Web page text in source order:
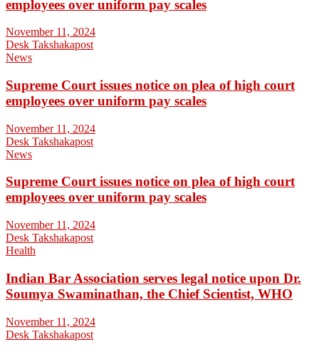
employees over uniform pay scales
November 11, 2024
Desk Takshakapost
News
Supreme Court issues notice on plea of high court
employees over uniform pay scales
November 11, 2024
Desk Takshakapost
News
Supreme Court issues notice on plea of high court
employees over uniform pay scales
November 11, 2024
Desk Takshakapost
Health
Indian Bar Association serves legal notice upon Dr.
Soumya Swaminathan, the Chief Scientist, WHO
November 11, 2024
Desk Takshakapost